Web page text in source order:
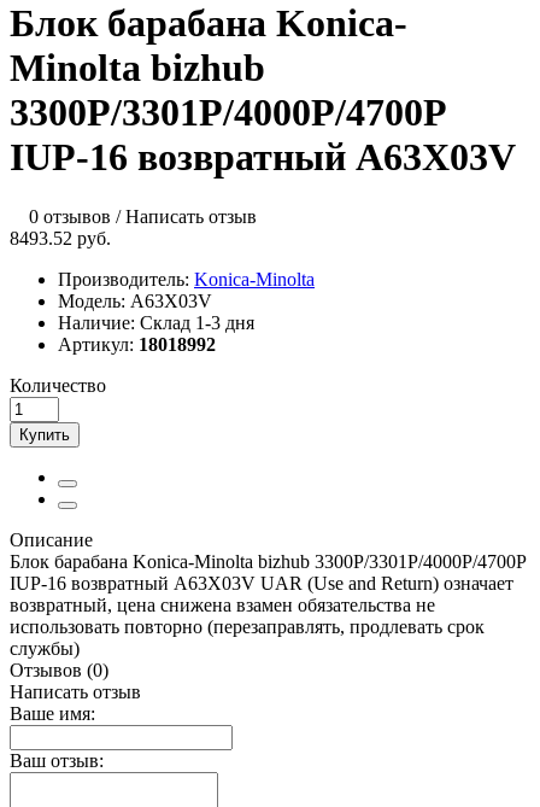
Блок барабана Konica-
Minolta bizhub
3300P/3301P/4000P/4700P
IUP-16 возвратный A63X03V
0 отзывов /Написать отзыв
8493.52 руб.
Производитель: Konica-Minolta
Модель: A63X03V
Наличие: Склад 1-3 дня
Артикул: 18018992
Количество
Купить
Описание
Блок барабана Konica-Minolta bizhub 3300P/3301P/4000P/4700P
IUP-16 возвратный A63X03V UAR (Use and Return) означает
возвратный, цена снижена взамен обязательства не
использовать повторно (перезаправлять, продлевать срок
службы)
Отзывов (0)
Написать отзыв
Ваше имя:
Ваш отзыв: